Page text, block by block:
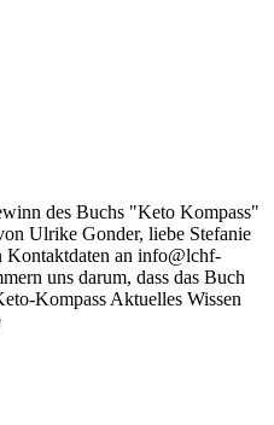
des Buchs "Keto Kompass"
Ulrike Gonder, liebe Stefanie
Kontaktdaten an info@lchf-
uns darum, dass das Buch
Kompass Aktuelles Wissen